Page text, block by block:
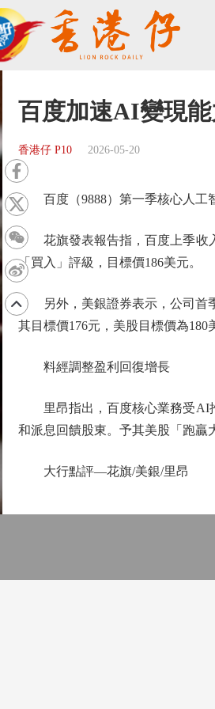
百度加速AI變現能
香港仔 P10 2026-05-20
百度（9888）第一季核心人工智
花旗發表報告指，百度上季收入
「買入」評級，目標價186美元。
另外，美銀證券表示，公司首季
其目標價176元，美股目標價為180
料經調整盈利回復增長
里昂指出，百度核心業務受AI推
和派息回饋股東。予其美股「跑贏
大行點評—花旗/美銀/里昂